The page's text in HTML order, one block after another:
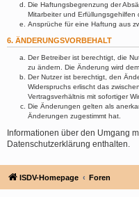
Die Haftungsbegrenzung der
Mitarbeiter und Erfüllungsgehilfen
Ansprüche für eine Haftung aus
6. ÄNDERUNGSVORBEHALT
Der Betreiber ist berechtigt, die
zu ändern. Die Änderung wird
Der Nutzer ist berechtigt, den
Widerspruchs erlischt das
Vertragsverhältnis mit sofortiger
Die Änderungen gelten als
Änderungen zugestimmt hat.
Informationen über den Umgang
Datenschutzerklärung enthalten.
ISDV-Homepage Foren